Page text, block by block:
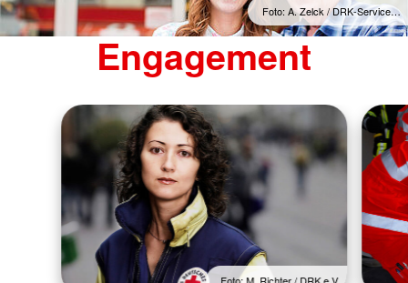
Foto: A. Zelck / DRK-Service…
Engagement